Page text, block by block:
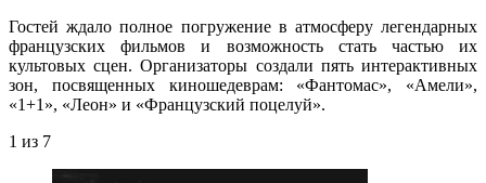
Гостей ждало полное погружение в атмосферу легендарных
французских фильмов и возможность стать частью их
культовых сцен. Организаторы создали пять интерактивных
зон, посвященных киношедеврам: «Фантомас», «Амели»,
«1+1», «Леон» и «Французский поцелуй».
1 из 7